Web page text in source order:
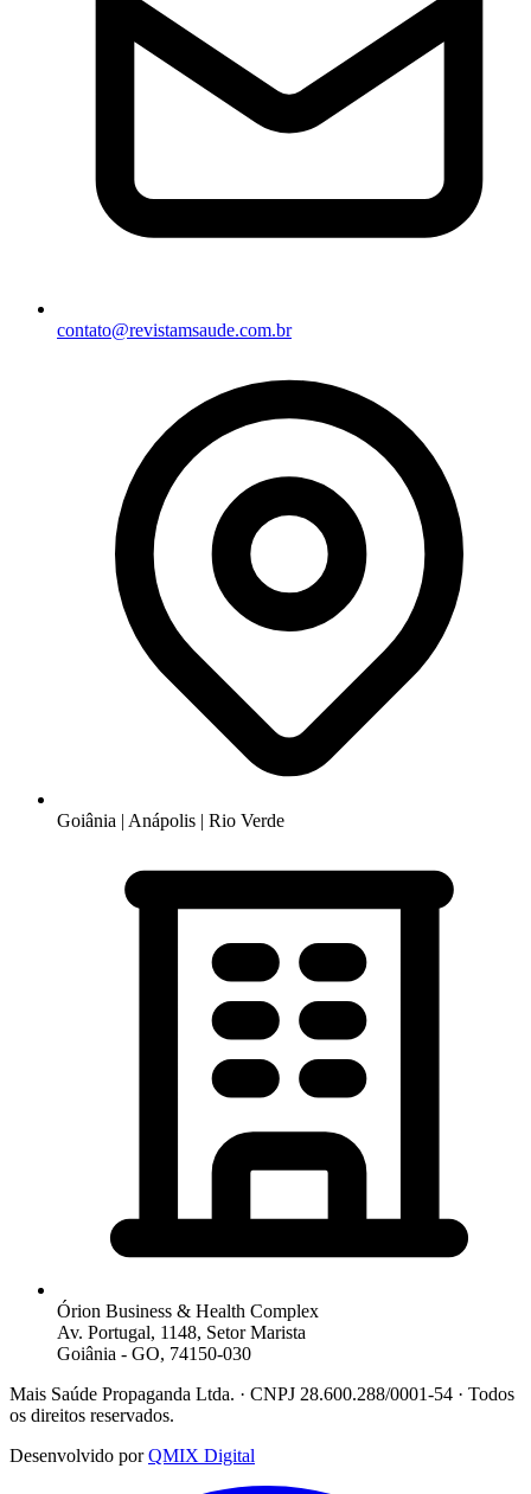
contato@revistamsaude.com.br
Goiânia | Anápolis | Rio Verde
Órion Business & Health Complex
Av. Portugal, 1148, Setor Marista
Goiânia - GO, 74150-030
Mais Saúde Propaganda Ltda. · CNPJ 28.600.288/0001-54 · Todos
os direitos reservados.
Desenvolvido por QMIX Digital